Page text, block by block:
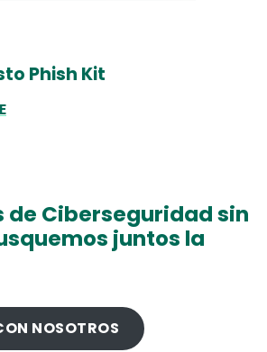
Phish Kit
de Ciberseguridad sin
juntos la
NOSOTROS